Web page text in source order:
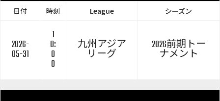
日付 時刻 League シーズン
2026-
05-31
1
0:
0
0
九州アジア
リーグ
2026前期トー
ナメント